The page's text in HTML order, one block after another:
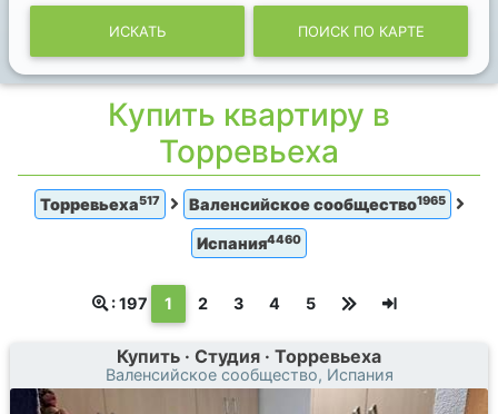
ИСКАТЬ ПОИСК ПО КАРТЕ
Купить квартиру в
Торревьеха
Торревьеха517 Валенсийское сообщество1965
Испания4460
: 197 1 (текущая)
2 3 4 5
Купить · Студия · Торревьеха
Валенсийское сообщество, Испания